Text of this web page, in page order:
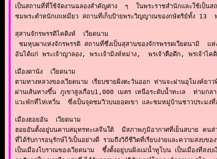
เป็นสถานที่ที่ใช้จัดงานฉลองสำคัญต่าง  ๆ  ในพระราชสำนักและใช้เป็น
ชมพระตำหนักเถเหมียว สถานที่เก็บป้ายพระวิญญาณของกษัตริย์ทั้ง 13  พ
สุสานจักรพรรดิไคดิงห์  เวียดนาม
ชมหุบผาแห่งจักรพรรดิ สถานที่ซึ่งเป็นสุสานของจักรพรรดเวียดนามิ  แ
อันได้แก่ พระเจ้าญาลอง, พระเจ้ามิงห์หม่าง,  พรเจ้าตือดึก, พรเจ้าไค
เมืองดานัง  เวียดนาม
ตามทางหลวงของเวียดนาม เรียบชายฝั่งตะวันออก ท่านจะผ่านอุโมงค์ย
ผ่านเส้นทางขึ้น ภูเขาสูงเกือบ1,000 เมตร เหนือระดับน้ำทะเล  ท่ามก
แวะพักที่ไห่เหวิ่น  ซึ่งเป็นจุดชมวิวบนยอดเขา และชมหมู่บ้านชาวประมง
เมืองฮอยอัน  เวียดนาม
ฮอยอันตั้งอยู่บนคาบสมุทรทะเลจีนใต้  มีสภาพภูมิอากาศที่เย็นสบาย คน
ที่ได้รับการอนุรักษ์ไว้เป็นอย่างดี รวมถึงวิถีชีวิตที่เรียบง่ายและความสงบข
เป็นเมืองโบราณของเวียดนาม  ซึ้งตั้งอยู่บนฝั่งแม่น้ำทูโบน เป็นเมือง